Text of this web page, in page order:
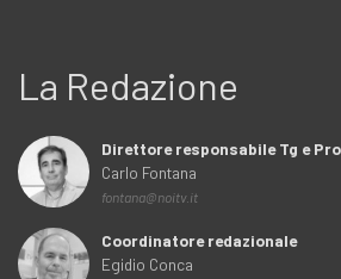
La Redazione
Direttore responsabile Tg e
Carlo Fontana
fontana@noitv.it
Coordinatore redazionale
Egidio Conca